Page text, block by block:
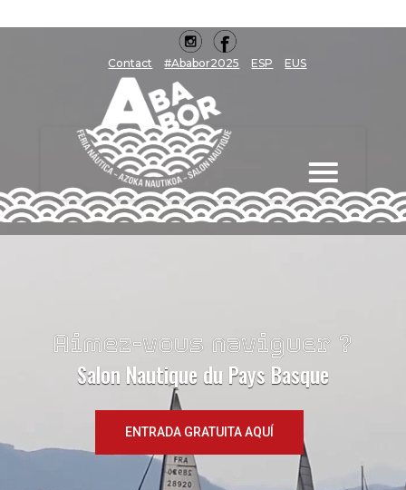
Contact #Ababor2025 ESP EUS
Salon Nautique du Pays Basque
ENTRADA GRATUITA AQUÍ
Aimez-vous naviguer ?